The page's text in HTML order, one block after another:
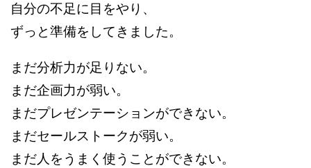
自分の不足に目をやり、
ずっと準備をしてきました。
まだ分析力が足りない。
まだ企画力が弱い。
まだプレゼンテーションができない。
まだセールストークが弱い。
まだ人をうまく使うことができない。